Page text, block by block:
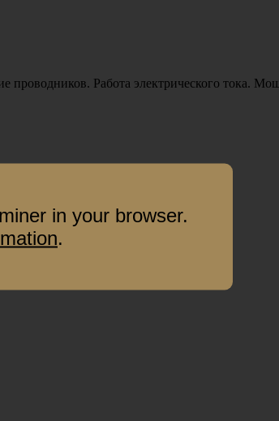
Работа электрического тока.
in your browser.
.